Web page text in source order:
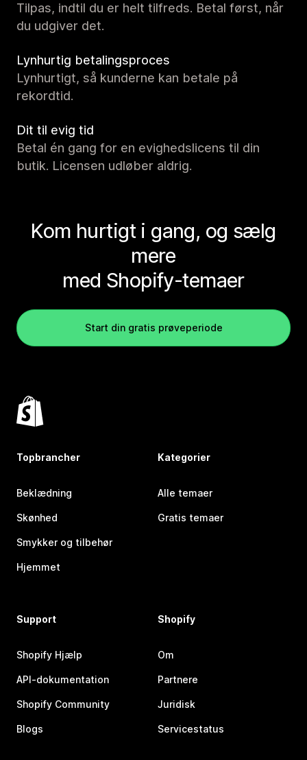
Tilpas, indtil du er helt tilfreds. Betal først, når
du udgiver det.
Lynhurtig betalingsproces
Lynhurtigt, så kunderne kan betale på
rekordtid.
Dit til evig tid
Betal én gang for en evighedslicens til din
butik. Licensen udløber aldrig.
Kom hurtigt i gang, og sælg
mere
med Shopify-temaer
Start din gratis prøveperiode
Topbrancher
Beklædning
Skønhed
Smykker og tilbehør
Hjemmet
Kategorier
Alle temaer
Gratis temaer
Support
Shopify Hjælp
API-dokumentation
Shopify Community
Blogs
Shopify
Om
Partnere
Juridisk
Servicestatus